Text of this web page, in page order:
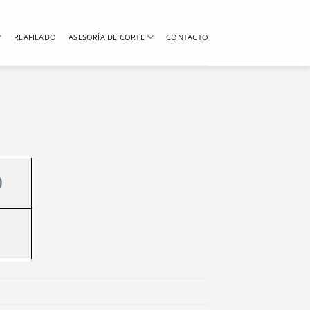
REAFILADO ASESORÍA DE CORTE CONTACTO